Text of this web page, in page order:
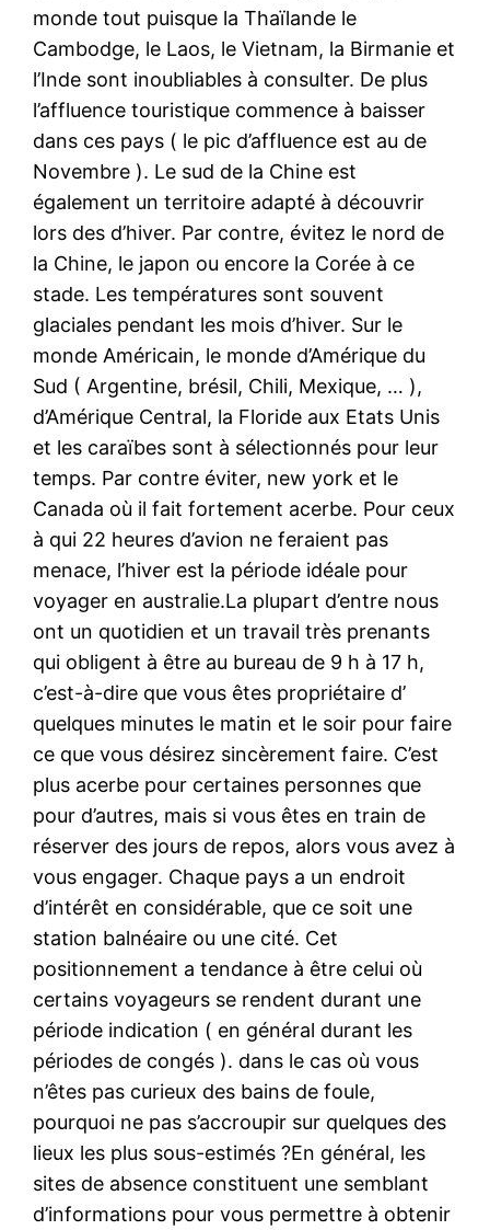
monde tout puisque la Thaïlande le
Cambodge, le Laos, le Vietnam, la Birmanie et
l’Inde sont inoubliables à consulter. De plus
l’affluence touristique commence à baisser
dans ces pays ( le pic d’affluence est au de
Novembre ). Le sud de la Chine est
également un territoire adapté à découvrir
lors des d’hiver. Par contre, évitez le nord de
la Chine, le japon ou encore la Corée à ce
stade. Les températures sont souvent
glaciales pendant les mois d’hiver. Sur le
monde Américain, le monde d’Amérique du
Sud ( Argentine, brésil, Chili, Mexique, … ),
d’Amérique Central, la Floride aux Etats Unis
et les caraïbes sont à sélectionnés pour leur
temps. Par contre éviter, new york et le
Canada où il fait fortement acerbe. Pour ceux
à qui 22 heures d’avion ne feraient pas
menace, l’hiver est la période idéale pour
voyager en australie.La plupart d’entre nous
ont un quotidien et un travail très prenants
qui obligent à être au bureau de 9 h à 17 h,
c’est-à-dire que vous êtes propriétaire d’
quelques minutes le matin et le soir pour faire
ce que vous désirez sincèrement faire. C’est
plus acerbe pour certaines personnes que
pour d’autres, mais si vous êtes en train de
réserver des jours de repos, alors vous avez à
vous engager. Chaque pays a un endroit
d’intérêt en considérable, que ce soit une
station balnéaire ou une cité. Cet
positionnement a tendance à être celui où
certains voyageurs se rendent durant une
période indication ( en général durant les
périodes de congés ). dans le cas où vous
n’êtes pas curieux des bains de foule,
pourquoi ne pas s’accroupir sur quelques des
lieux les plus sous-estimés ?En général, les
sites de absence constituent une semblant
d’informations pour vous permettre à obtenir